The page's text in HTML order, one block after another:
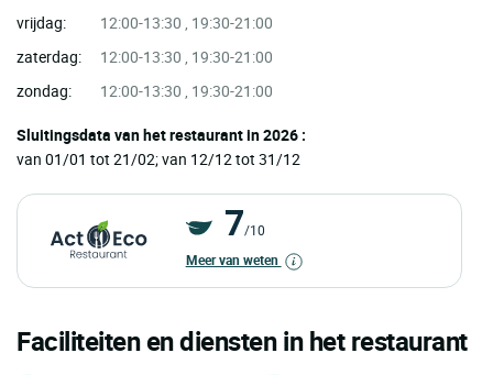
vrijdag:
12:00-13:30 , 19:30-21:00
zaterdag:
12:00-13:30 , 19:30-21:00
zondag:
12:00-13:30 , 19:30-21:00
Sluitingsdata van het restaurant in 2026 :
van 01/01 tot 21/02; van 12/12 tot 31/12
7/10
Meer van weten
Faciliteiten en diensten in het restaurant